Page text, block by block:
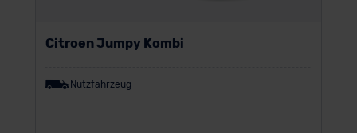
Citroen Jumpy Kombi
Nutzfahrzeug